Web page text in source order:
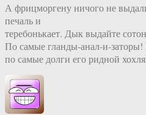
А фрицморгену ничого не
печаль и
теребонькает. Дык выдайте
По самые гланды-анал-и-
по самые долги его ридной